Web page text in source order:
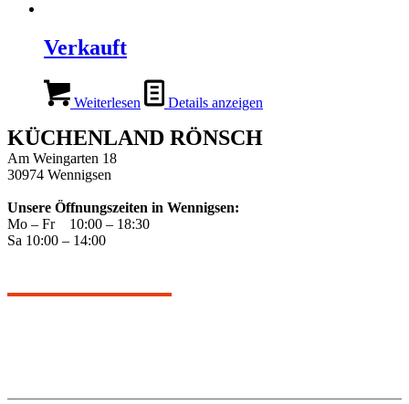
Verkauft
Weiterlesen Details anzeigen
KÜCHENLAND RÖNSCH
Am Weingarten 18
30974 Wennigsen
Unsere Öffnungszeiten in Wennigsen:
Mo – Fr 10:00 – 18:30
Sa 10:00 – 14:00